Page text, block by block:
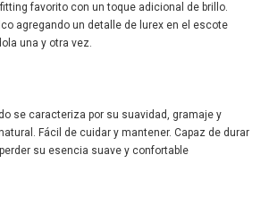
favorito con un toque adicional de brillo.
agregando un detalle de lurex en el escote
una y otra vez.
se caracteriza por su suavidad, gramaje y
Fácil de cuidar y mantener. Capaz de durar
su esencia suave y confortable